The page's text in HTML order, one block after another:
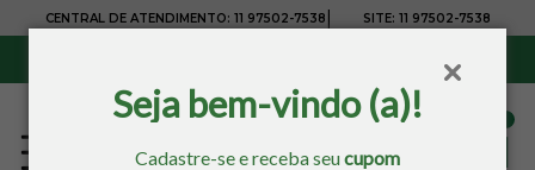
Seja bem-vindo (a)!
Cadastre-se e receba seucupom
CENTRAL DE ATENDIMENTO: 11 97502-7538 SITE: 11 97502-7538